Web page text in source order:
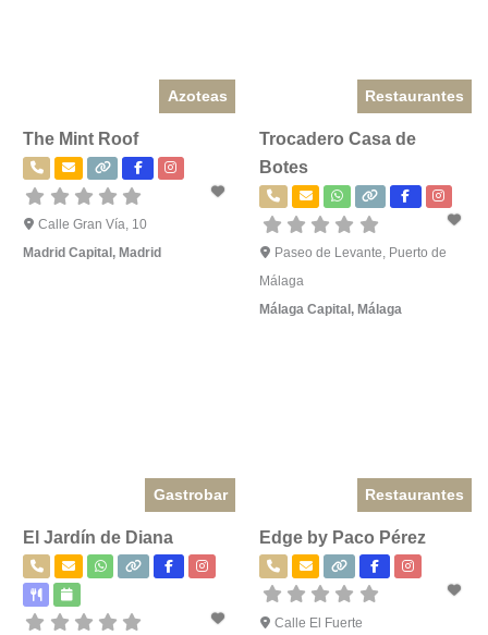
Azoteas
The Mint Roof
Calle Gran Vía, 10
Madrid Capital , Madrid
Restaurantes
Trocadero Casa de
Botes
Paseo de Levante, Puerto de
Málaga
Málaga Capital , Málaga
Gastrobar
El Jardín de Diana
Restaurantes
Edge by Paco Pérez
Calle El Fuerte